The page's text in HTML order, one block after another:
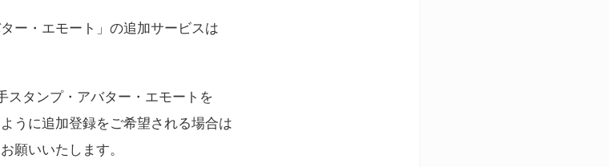
ー・エモート」の追加サービスは
スタンプ・アバター・エモートを
うに追加登録をご希望される場合は
願いいたします。